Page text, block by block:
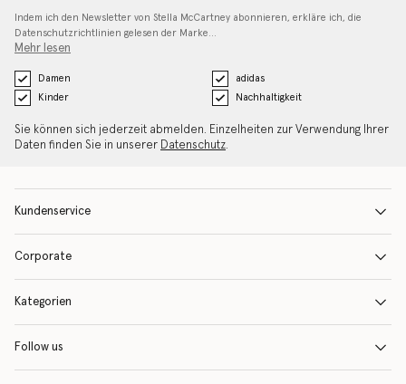
Indem ich den Newsletter von Stella McCartney abonnieren, erkläre ich, die
Datenschutzrichtlinien gelesen der Marke…
Mehr lesen
Damen
adidas
Kinder
Nachhaltigkeit
Sie können sich jederzeit abmelden. Einzelheiten zur Verwendung Ihrer
Daten finden Sie in unserer Datenschutz.
Kundenservice
Corporate
Kategorien
Follow us